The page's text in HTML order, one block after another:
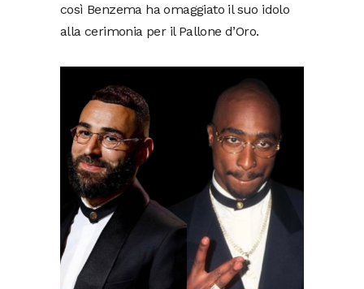
così Benzema ha omaggiato il suo idolo
alla cerimonia per il Pallone d’Oro.